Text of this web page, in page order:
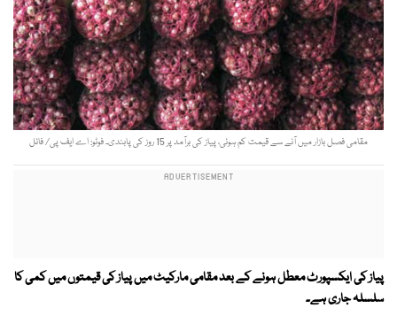
مقامی فصل بازار میں آنے سے قیمت کم ہوئی، پیاز کی برآمد پر 15 روز کی پابندی۔ فوٹو: اے ایف پی/ فائل
پیاز کی ایکسپورٹ معطل ہونے کے بعد مقامی مارکیٹ میں پیاز کی قیمتوں میں کمی کا
سلسلہ جاری ہے۔